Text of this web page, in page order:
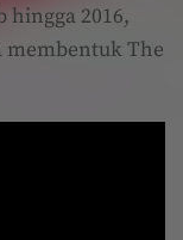
hingga 2016,
membentuk The